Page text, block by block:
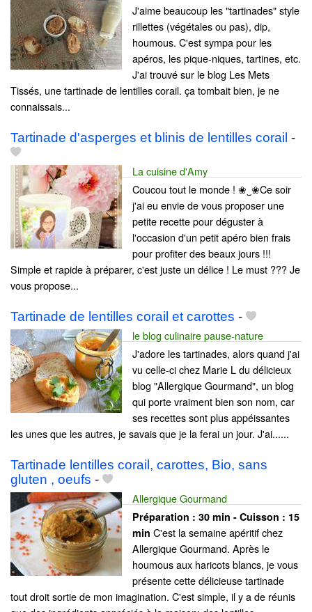
J'aime beaucoup les "tartinades" style
rillettes (végétales ou pas), dip,
houmous. C'est sympa pour les
apéros, les pique-niques, tartines, etc.
J'ai trouvé sur le blog Les Mets
Tissés, une tartinade de lentilles corail. ça tombait bien, je ne
connaissais...
Tartinade d'asperges et blinis de lentilles corail -
La cuisine d'Amy
Coucou tout le monde ! ❀‿❀Ce soir
j'ai eu envie de vous proposer une
petite recette pour déguster à
l'occasion d'un petit apéro bien frais
pour profiter des beaux jours !!!
Simple et rapide à préparer, c'est juste un délice ! Le must ??? Je
vous propose...
Tartinade de lentilles corail et carottes -
le blog culinaire pause-nature
J'adore les tartinades, alors quand j'ai
vu celle-ci chez Marie L du délicieux
blog "Allergique Gourmand", un blog
qui porte vraiment bien son nom, car
ses recettes sont plus appéissantes
les unes que les autres, je savais que je la ferai un jour. J'ai......
Tartinade lentilles corail, carottes, Bio, sans
gluten , oeufs -
Allergique Gourmand
Préparation : 30 min - Cuisson : 15
min C'est la semaine apéritif chez
Allergique Gourmand. Après le
houmous aux haricots blancs, je vous
présente cette délicieuse tartinade
tout droit sortie de mon imagination. C'est simple, il y a de réunis